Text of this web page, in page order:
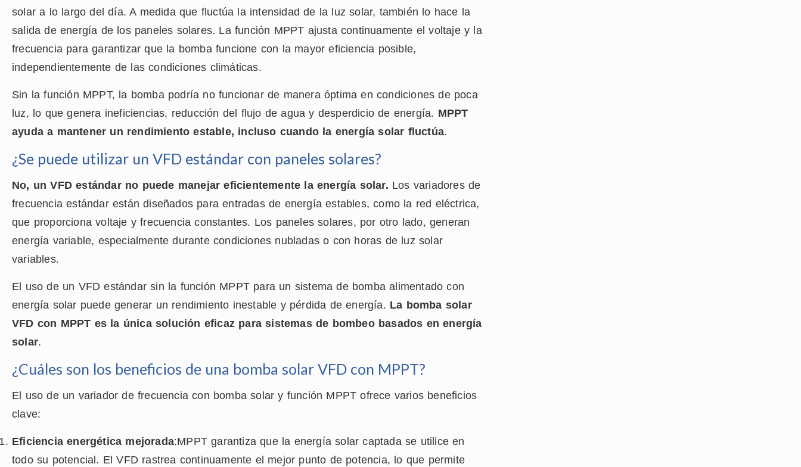
solar a lo largo del día. A medida que fluctúa la intensidad de la luz solar, también lo hace la
salida de energía de los paneles solares. La función MPPT ajusta continuamente el voltaje y la
frecuencia para garantizar que la bomba funcione con la mayor eficiencia posible,
independientemente de las condiciones climáticas.
Sin la función MPPT, la bomba podría no funcionar de manera óptima en condiciones de poca
luz, lo que genera ineficiencias, reducción del flujo de agua y desperdicio de energía. MPPT
ayuda a mantener un rendimiento estable, incluso cuando la energía solar fluctúa.
¿Se puede utilizar un VFD estándar con paneles solares?
No, un VFD estándar no puede manejar eficientemente la energía solar. Los variadores de
frecuencia estándar están diseñados para entradas de energía estables, como la red eléctrica,
que proporciona voltaje y frecuencia constantes. Los paneles solares, por otro lado, generan
energía variable, especialmente durante condiciones nubladas o con horas de luz solar
variables.
El uso de un VFD estándar sin la función MPPT para un sistema de bomba alimentado con
energía solar puede generar un rendimiento inestable y pérdida de energía. La bomba solar
VFD con MPPT es la única solución eficaz para sistemas de bombeo basados en energía
solar.
¿Cuáles son los beneficios de una bomba solar VFD con MPPT?
El uso de un variador de frecuencia con bomba solar y función MPPT ofrece varios beneficios
clave:
Eficiencia energética mejorada:MPPT garantiza que la energía solar captada se utilice en
todo su potencial. El VFD rastrea continuamente el mejor punto de potencia, lo que permite